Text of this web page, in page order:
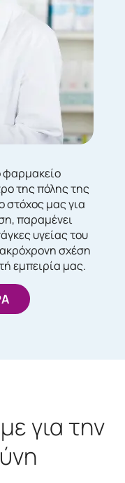
φαρμακείο
της πόλης της
στόχος μας για
παραμένει
υγείας του
σχέση
εμπειρία μας.
για την